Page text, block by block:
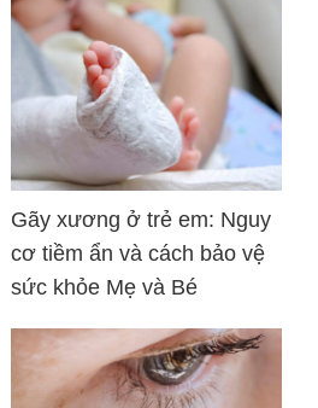
Gãy xương ở trẻ em: Nguy
cơ tiềm ẩn và cách bảo vệ
sức khỏe Mẹ và Bé